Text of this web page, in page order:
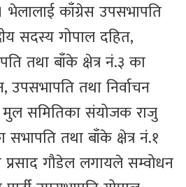
काँग्रेस उपसभापति
सदस्य गोपाल दहित,
तथा बाँके क्षेत्र नं.३ का
तथा निर्वाचन
मुल समितिका संयोजक राजु
तथा बाँके क्षेत्र नं.१
प्रसाद गौडेल लगायले सम्वोधन